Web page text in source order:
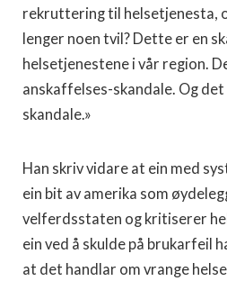
rekruttering til helsetjenesta,
lenger noen tvil? Dette er en
helsetjenestene i vår region.
anskaffelses-skandale. Og
skandale.»
Han skriv vidare at ein med
ein bit av amerika som
velferdsstaten og kritiserer
ein ved å skulde på brukarfeil
at det handlar om vrange